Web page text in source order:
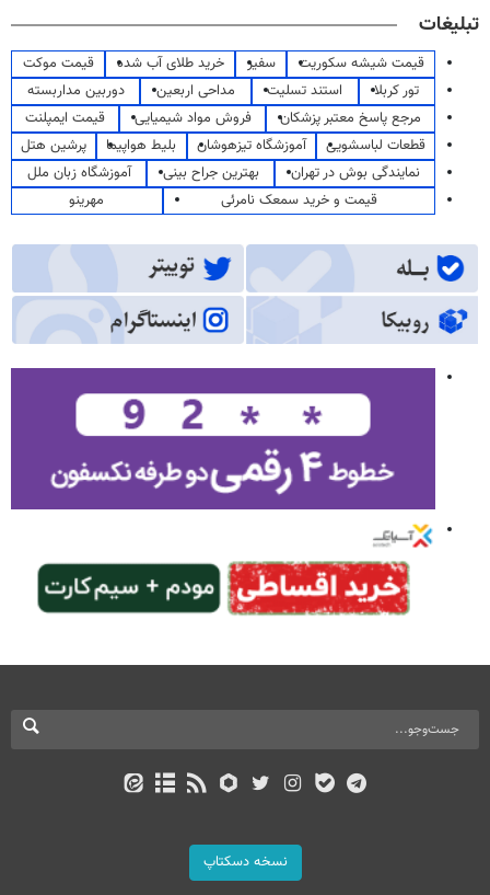
تبلیغات
قیمت شیشه سکوریت سفیر خرید طلای آب شده
قیمت موکت
تور کربلا
استند تسلیت مداحی اربعین
دوربین مداربسته
مرجع پاسخ معتبر پزشکان
فروش مواد شیمیایی
قیمت ایمپلنت
قطعات لباسشویی
آموزشگاه تیزهوشان بلیط هواپیما
پرشین هتل
نمایندگی بوش در تهران
بهترین جراح بینی
آموزشگاه زبان ملل
قیمت و خرید سمعک نامرئی
مهرینو
نسخه دسکتاپ